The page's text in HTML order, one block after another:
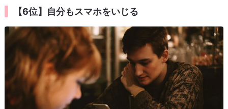
【6位】自分もスマホをいじる